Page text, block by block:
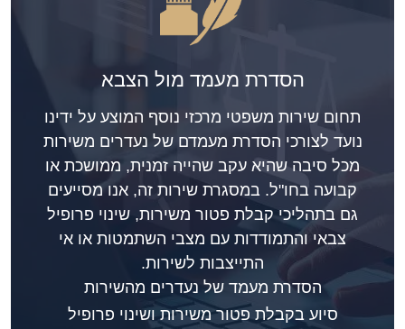
הסדרת מעמד מול הצבא
תחום שירות משפטי מרכזי נוסף המוצע על ידינו
נועד לצורכי הסדרת מעמדם של נעדרים משירות
מכל סיבה שהיא עקב שהייה זמנית, ממושכת או
קבועה בחו"ל. במסגרת שירות זה, אנו מסייעים
גם בתהליכי קבלת פטור משירות, שינוי פרופיל
צבאי והתמודדות עם מצבי השתמטות או אי
התייצבות לשירות.
הסדרת מעמד של נעדרים מהשירות
סיוע בקבלת פטור משירות ושינוי פרופיל